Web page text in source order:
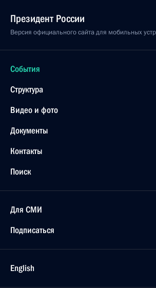
Президент России
Версия официального сайта для мобильных
События
Структура
Видео и фото
Документы
Контакты
Поиск
Для СМИ
Подписаться
English